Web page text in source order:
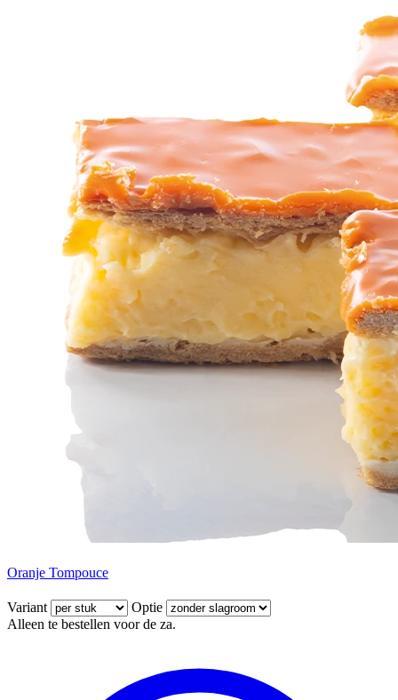
Oranje Tompouce
Variant
Optie
Alleen te bestellen voor de za.